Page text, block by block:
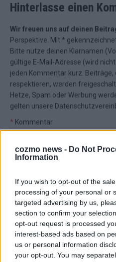
cozmo news - Do Not
Information
If you wish to opt-out of the
processing of your personal or
targeted advertising by us,
section to confirm your
opt-out request is processed
interest-based ads based on
us or personal information
your opt-out. You may
Hinterlasse einen
Wir freuen uns auf deinen
Perspektive. Mit *
Bitte nutze deinen Klarnamen
gültige E-Mail-Adresse (wird
jeden Kommentar kurz. Beiträge,
respektieren, werden
Hetze, Spam oder Werbung
gelten unsere
* Kommentar
Vor- und Nachname
E-Mail
Benachrichtige mich über